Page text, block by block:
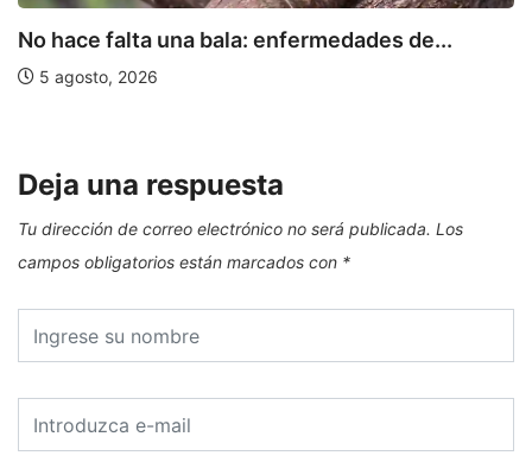
OSIPTEL: usuarios pueden suspender
temporalmente su servicio...
Deja una respuesta
Tu dirección de correo electrónico no será publicada. Los
campos obligatorios están marcados con *